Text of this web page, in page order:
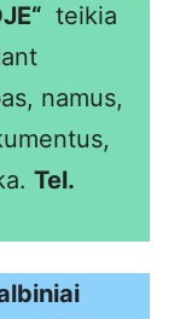
teikia
namus,
Tel.